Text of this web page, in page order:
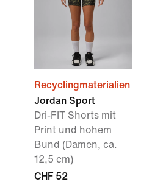
Recyclingmaterialien
Jordan Sport
Dri-FIT Shorts mit
Print und hohem
Bund (Damen, ca.
12,5 cm)
CHF 52